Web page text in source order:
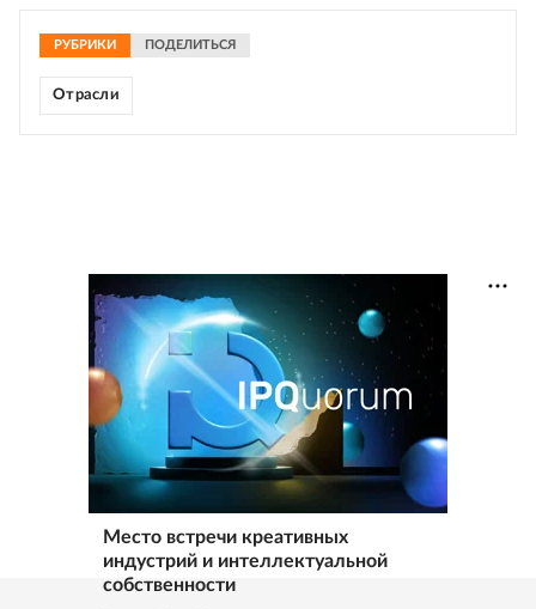
РУБРИКИ ПОДЕЛИТЬСЯ
Отрасли
Место встречи креативных
индустрий и интеллектуальной
собственности